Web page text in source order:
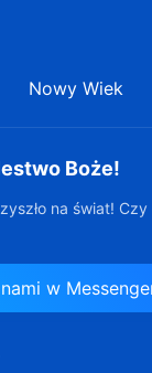
Nowy Wiek
Boże!
na świat!
w